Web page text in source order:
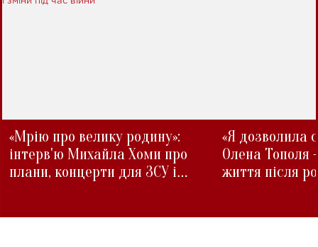
«Мрію про велику родину»:
інтерв'ю Михайла Хоми про
плани, концерти для ЗСУ і
«Я дозволила
Олена Тополя
життя після